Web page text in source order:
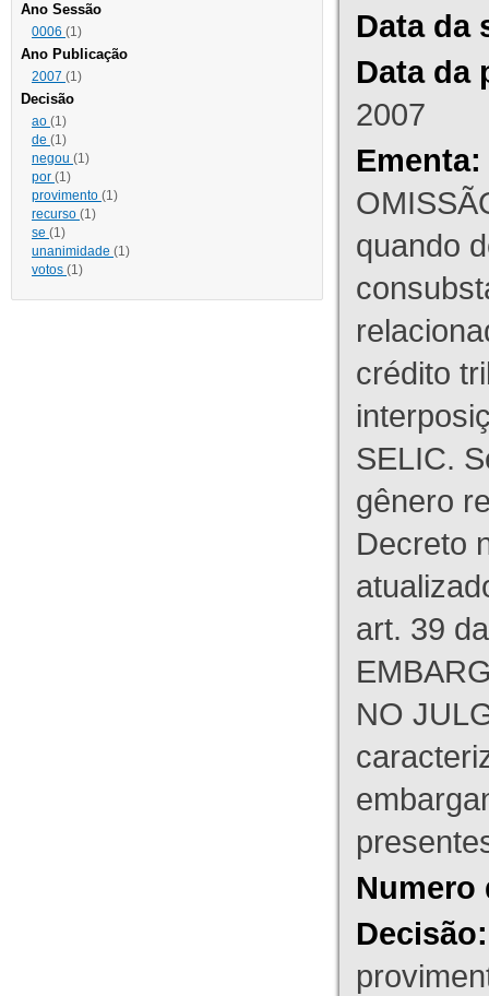
Ano Sessão
0006 (1)
Ano Publicação
2007 (1)
Decisão
ao (1)
de (1)
negou (1)
por (1)
provimento (1)
recurso (1)
se (1)
unanimidade (1)
votos (1)
Data da
Data da
2007
Ementa:
quando
crédito
SELIC.
gênero
Decreto
art. 39
NO
Numero
Decisão: